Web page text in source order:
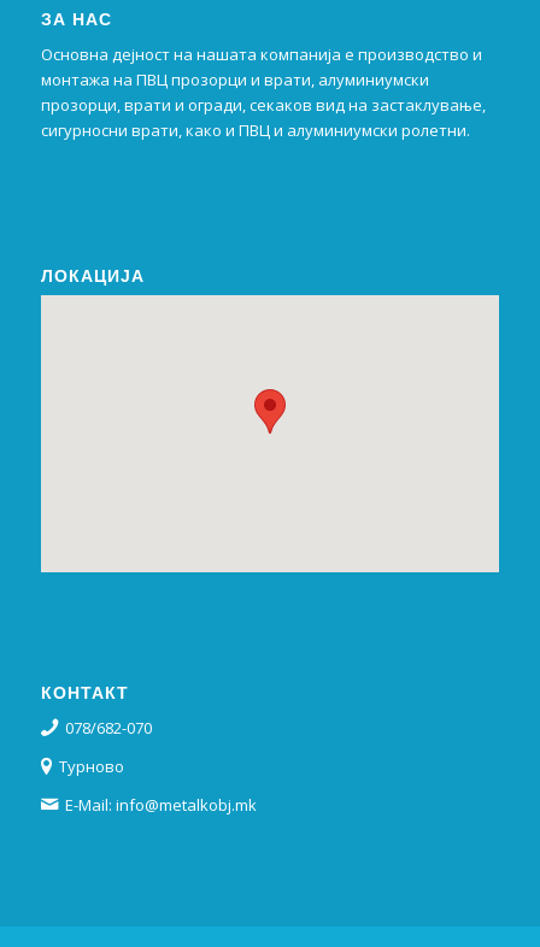
ЗА НАС
Основна дејност на нашата компанија е производство и
монтажа на ПВЦ прозорци и врати, алуминиумски
прозорци, врати и огради, секаков вид на застаклување,
сигурносни врати, како и ПВЦ и алуминиумски ролетни.
ЛОКАЦИЈА
КОНТАКТ
078/682-070
Турново
E-Mail: info@metalkobj.mk